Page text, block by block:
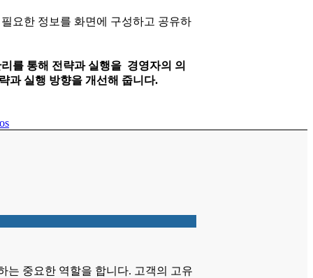
요한 정보를 화면에 구성하고 공유하
를 통해 전략과 실행을 경영자의 의
과 실행 방향을 개선해 줍니다.
는 중요한 역할을 합니다. 고객의 고유